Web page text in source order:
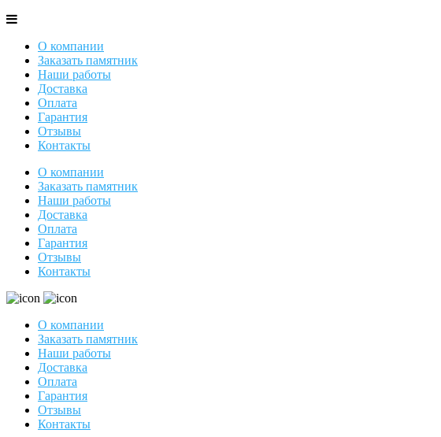
О компании
Заказать памятник
Наши работы
Доставка
Оплата
Гарантия
Отзывы
Контакты
О компании
Заказать памятник
Наши работы
Доставка
Оплата
Гарантия
Отзывы
Контакты
О компании
Заказать памятник
Наши работы
Доставка
Оплата
Гарантия
Отзывы
Контакты